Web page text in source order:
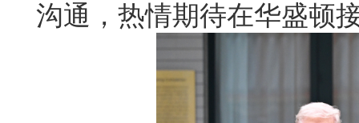
沟通，热情期待在华盛顿